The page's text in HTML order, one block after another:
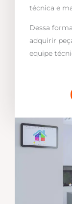
técnica e
Dessa
adquirir
equipe